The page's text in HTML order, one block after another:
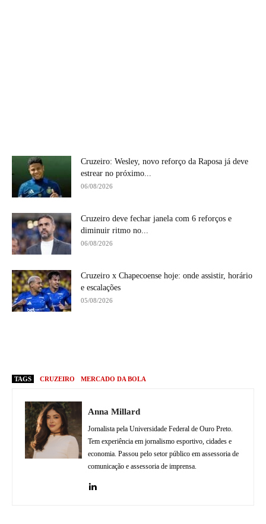
Cruzeiro: Wesley, novo reforço da Raposa já deve
estrear no próximo...
06/08/2026
Cruzeiro deve fechar janela com 6 reforços e
diminuir ritmo no...
06/08/2026
Cruzeiro x Chapecoense hoje: onde assistir, horário
e escalações
05/08/2026
TAGS CRUZEIRO MERCADO DA BOLA
Anna Millard
Jornalista pela Universidade Federal de Ouro Preto.
Tem experiência em jornalismo esportivo, cidades e
economia. Passou pelo setor público em assessoria de
comunicação e assessoria de imprensa.